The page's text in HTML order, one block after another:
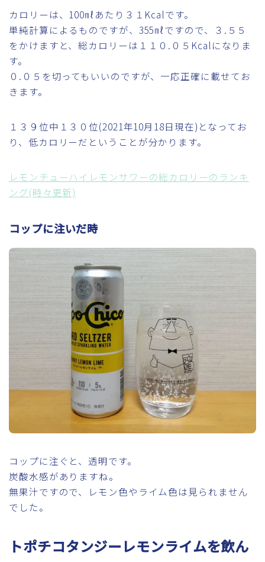
カロリーは、100㎖あたり３１Kcalです。
単純計算によるものですが、355㎖ですので、３.５５
をかけますと、総カロリーは１１０.０５Kcalになりま
す。
０.０５を切ってもいいのですが、一応正確に載せてお
きます。
１３９位中１３０位(2021年10月18日現在)となってお
り、低カロリーだということが分かります。
レモンチューハイレモンサワーの総カロリーのランキ
ング(時々更新)
コップに注いだ時
コップに注ぐと、透明です。
炭酸水感がありますね。
無果汁ですので、レモン色やライム色は見られません
でした。
トポチコタンジーレモンライムを飲ん